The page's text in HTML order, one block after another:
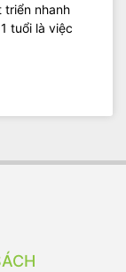
triển nhanh
tuổi là việc